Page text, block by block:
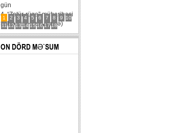
1 2 3 4 5 6 7 8 9
10
11 12 13 14 15 16 17 18
gün
4. “Zatür-rüqa” müharibəsi
5. Həzrət Hüseynin (ə)
karvanının Bəni Məqatilin
qəsrinə çatması
6....
ON DÖRD MƏ`SUM